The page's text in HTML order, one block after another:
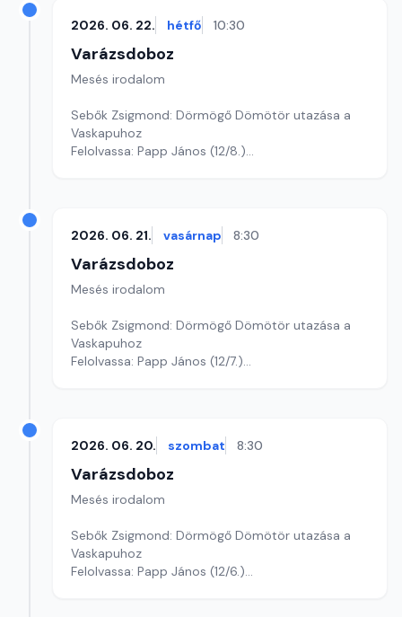
2026. 06. 22. hétfő 10:30
Varázsdoboz
Mesés irodalom
Sebők Zsigmond: Dörmögő Dömötör utazása a
Vaskapuhoz
Felolvassa: Papp János (12/8.)
2026. 06. 21. vasárnap 8:30
Varázsdoboz
Mesés irodalom
Sebők Zsigmond: Dörmögő Dömötör utazása a
Vaskapuhoz
Felolvassa: Papp János (12/7.)
2026. 06. 20. szombat 8:30
Varázsdoboz
Mesés irodalom
Sebők Zsigmond: Dörmögő Dömötör utazása a
Vaskapuhoz
Felolvassa: Papp János (12/6.)